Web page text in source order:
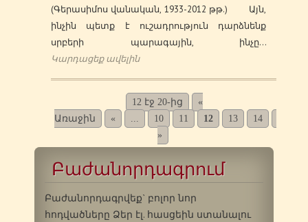
(Գերասիմոս վանական, 1933-2012 թթ.) Այն,
ինչին պետք է ուշադրություն դարձնենք
սրբերի պարագային, ինչը…
Կարդացեք ավելին
12 էջ 20-ից
«
Առաջին
« ... 10 11 12 13 14
»
Բաժանորդագրում
Բաժանորդագրվեք` բոլոր նոր
հոդվածները Ձեր էլ. հասցեին ստանալու